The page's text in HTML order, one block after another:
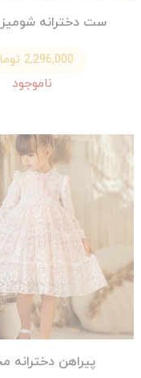
ست دخترانه شومیز
2,296,000 تومان
ناموجود
پیراهن دخترانه